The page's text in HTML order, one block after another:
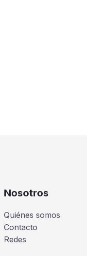
Nosotros
Quiénes somos
Contacto
Redes